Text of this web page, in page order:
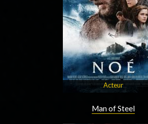
Acteur
Man of Steel